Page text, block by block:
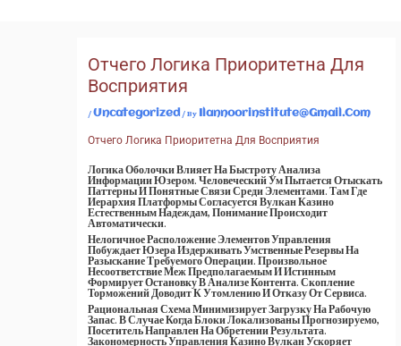
Отчего Логика Приоритетна Для
Восприятия
/Uncategorized/ By Ilannoorinstitute@gmail.com
Отчего Логика Приоритетна Для Восприятия
Логика Оболочки Влияет На Быстроту Анализа
Информации Юзером. Человеческий Ум Пытается Отыскать
Паттерны И Понятные Связи Среди Элементами. Там Где
Иерархия Платформы Согласуется Вулкан Казино
Естественным Надеждам, Понимание Происходит
Автоматически.
Нелогичное Расположение Элементов Управления
Побуждает Юзера Издерживать Умственные Резервы На
Разыскание Требуемого Операции. Произвольное
Несоответствие Меж Предполагаемым И Истинным
Формирует Остановку В Анализе Контента. Скопление
Торможений Доводит К Утомлению И Отказу От Сервиса.
Рациональная Схема Минимизирует Загрузку На Рабочую
Запас. В Случае Когда Блоки Локализованы Прогнозируемо,
Посетитель Направлен На Обретении Результата.
Закономерность Управления Казино Вулкан Ускоряет